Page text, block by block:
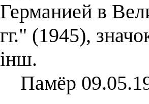
Германией в
гг." (1945),
інш.
Памёр